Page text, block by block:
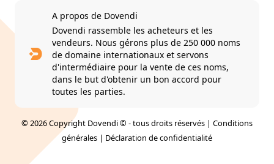
A propos de Dovendi
Dovendi rassemble les acheteurs et les
vendeurs. Nous gérons plus de 250 000 noms
de domaine internationaux et servons
d'intermédiaire pour la vente de ces noms,
dans le but d'obtenir un bon accord pour
toutes les parties.
© 2026 Copyright Dovendi © - tous droits réservés | Conditions
générales | Déclaration de confidentialité